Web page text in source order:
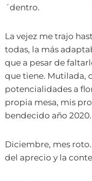
´dentro.
La vejez me trajo
todas, la más
que a pesar de
que tiene. Mutilada,
potencialidades a
propia mesa, mis
bendecido año 2020.
Diciembre, mes
del aprecio y la